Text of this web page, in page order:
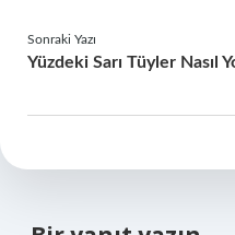
Sonraki Yazı
Yüzdeki Sarı Tüyler Nasıl